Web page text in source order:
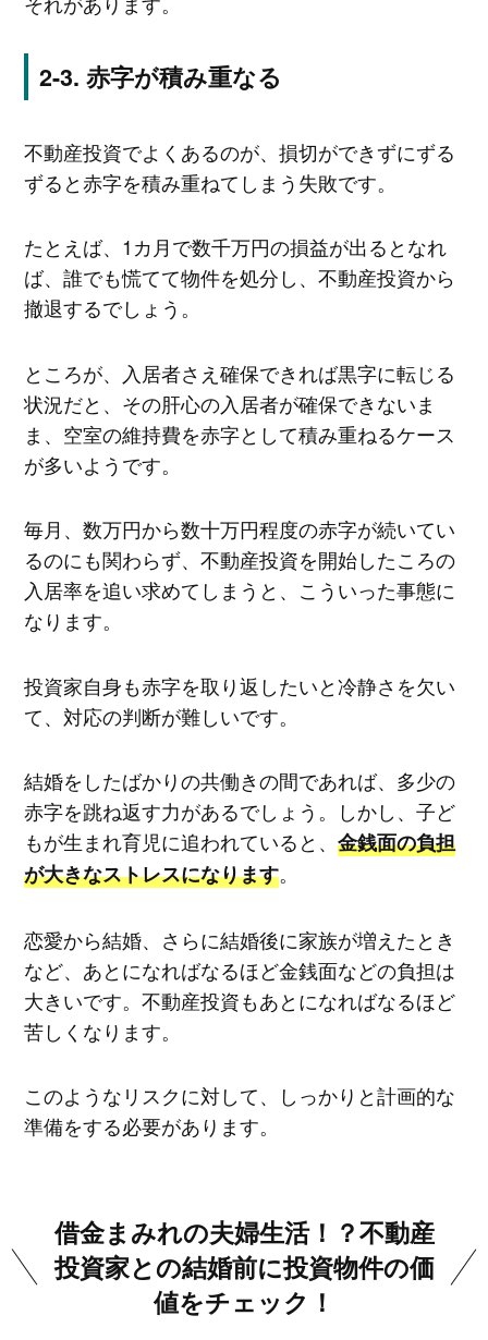
赤字が積み重なる
不動産投資でよくあるのが、損切ができずにずる
ずると赤字を積み重ねてしまう失敗です。
たとえば、1カ月で数千万円の損益が出るとなれ
ば、誰でも慌てて物件を処分し、不動産投資から
撤退するでしょう。
ところが、入居者さえ確保できれば黒字に転じる
状況だと、その肝心の入居者が確保できないま
ま、空室の維持費を赤字として積み重ねるケース
が多いようです。
毎月、数万円から数十万円程度の赤字が続いてい
るのにも関わらず、不動産投資を開始したころの
入居率を追い求めてしまうと、こういった事態に
なります。
投資家自身も赤字を取り返したいと冷静さを欠い
て、対応の判断が難しいです。
結婚をしたばかりの共働きの間であれば、多少の
赤字を跳ね返す力があるでしょう。しかし、子ど
もが生まれ育児に追われていると、 金銭面の負担
が大きなストレスになります。
恋愛から結婚、さらに結婚後に家族が増えたとき
など、あとになればなるほど金銭面などの負担は
大きいです。不動産投資もあとになればなるほど
苦しくなります。
このようなリスクに対して、しっかりと計画的な
準備をする必要があります。
借金まみれの夫婦生活！？不動産
投資家との結婚前に投資物件の価
値をチェック！